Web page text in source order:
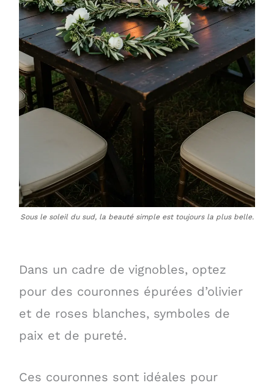
Sous le soleil du sud, la beauté simple est toujours la plus belle.
Dans un cadre de vignobles, optez
pour des couronnes épurées d’olivier
et de roses blanches, symboles de
paix et de pureté.
Ces couronnes sont idéales pour